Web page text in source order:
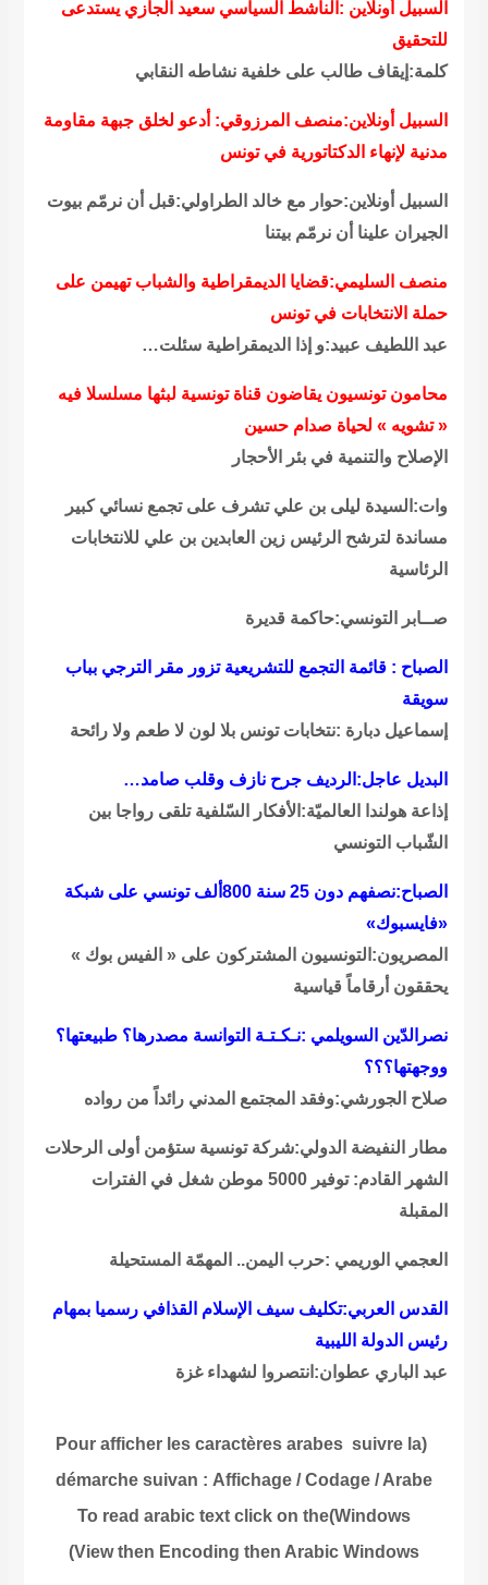
السبيل أونلاين :الناشط السياسي سعيد الجازي يستدعى
للتحقيق
كلمة:إيقاف طالب على خلفية نشاطه النقابي
السبيل أونلاين:منصف المرزوقي: أدعو لخلق جبهة مقاومة
مدنية لإنهاء الدكتاتورية في تونس
السبيل أونلاين:حوار مع خالد الطراولي:قبل أن نرمّم بيوت
الجيران علينا أن نرمّم بيتنا
منصف السليمي:قضايا الديمقراطية والشباب تهيمن على
حملة الانتخابات في تونس
عبد اللطيف عبيد:و إذا الديمقراطية سئلت…
محامون تونسيون يقاضون قناة تونسية لبثها مسلسلا فيه
« تشويه » لحياة صدام حسين
الإصلاح والتنمية في بئر الأحجار
وات:السيدة ليلى بن علي تشرف على تجمع نسائي كبير
مساندة لترشح الرئيس زين العابدين بن علي للانتخابات
الرئاسية
صــابر التونسي:حاكمة قديرة
الصباح : قائمة التجمع للتشريعية تزور مقر الترجي بباب
سويقة
إسماعيل دبارة :نتخابات تونس بلا لون لا طعم ولا رائحة
البديل عاجل:الرديف جرح نازف وقلب صامد…
إذاعة هولندا العالميّة:الأفكار السّلفية تلقى رواجا بين
الشّباب التونسي
الصباح:نصفهم دون 25 سنة 800ألف تونسي على شبكة
«فايسبوك»
المصريون:التونسيون المشتركون على « الفيس بوك »
يحققون أرقاماً قياسية
نصرالدّين السويلمي :نـكـتـة التوانسة مصدرها؟ طبيعتها؟
ووجهتها؟؟؟
صلاح الجورشي:وفقد المجتمع المدني رائداً من رواده
مطار النفيضة الدولي:شركة تونسية ستؤمن أولى الرحلات
الشهر القادم: توفير 5000 موطن شغل في الفترات
المقبلة
العجمي الوريمي :حرب اليمن.. المهمّة المستحيلة
القدس العربي:تكليف سيف الإسلام القذافي رسميا بمهام
رئيس الدولة الليبية
عبد الباري عطوان:انتصروا لشهداء غزة
(
Pour afficher les caractères arabes suivre la
démarche suivan : Affichage / Codage / Arabe
Windows)
To read arabic text click on the
View then Encoding then Arabic Windows)